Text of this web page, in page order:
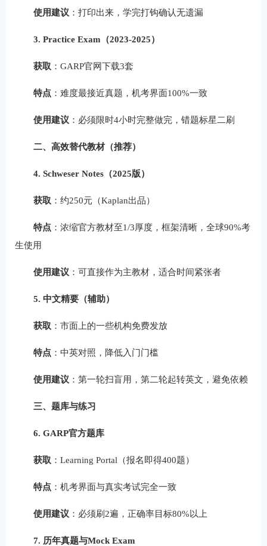
使用建议 ：打印出来，学完打钩确认无遗漏
3. Practice Exam（2023-2025）
获取 ：GARP官网下载3套
特点：难度最接近真题，机考界面100%一致
使用建议 ：必须限时4小时完整做完，错题标星二刷
二、高效替代教材（推荐）
4. Schweser Notes（2025版）
获取 ：约250元（Kaplan出品）
特点：浓缩官方教材至1/3厚度，框架清晰，全球90%考
生使用
使用建议 ：可直接作为主教材，适合时间紧张者
5. 中文精要（辅助）
获取 ：市面上的一些机构免费发放
特点：中英对照，降低入门门槛
使用建议 ：第一轮扫盲用，第二轮起转英文，避免依赖
三、题库与练习
6. GARP官方题库
获取 ：Learning Portal（报名即得400题）
特点：机考界面与真实考试完全一致
使用建议 ：必须刷2遍，正确率目标80%以上
7. 历年真题与Mock Exam